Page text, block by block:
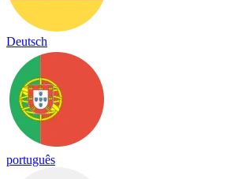
Deutsch
português